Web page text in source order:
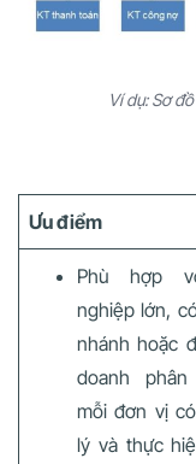
Ví dụ: Sơ
Ưu điểm
Phù hợp
nghiệp lớn,
nhánh hoặc
doanh
mỗi đơn vị
lý và thực